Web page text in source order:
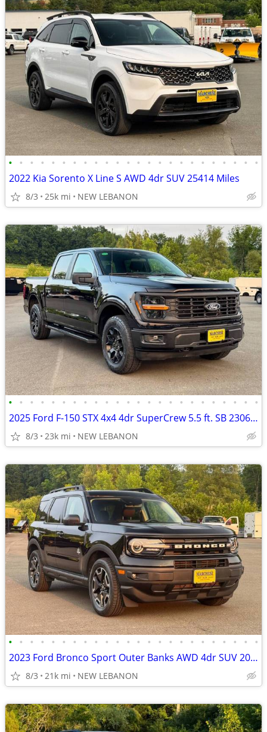
• • • • • • • • • • • • • • • • • • • • • • • •
2022 Kia Sorento X Line S AWD 4dr SUV 25414 Miles
8/3 25k mi NEW LEBANON
• • • • • • • • • • • • • • • • • • • • • • • •
2025 Ford F-150 STX 4x4 4dr SuperCrew 5.5 ft. SB 23066 Miles
8/3 23k mi NEW LEBANON
• • • • • • • • • • • • • • • • • • • • • • • •
2023 Ford Bronco Sport Outer Banks AWD 4dr SUV 20747 Miles
8/3 21k mi NEW LEBANON